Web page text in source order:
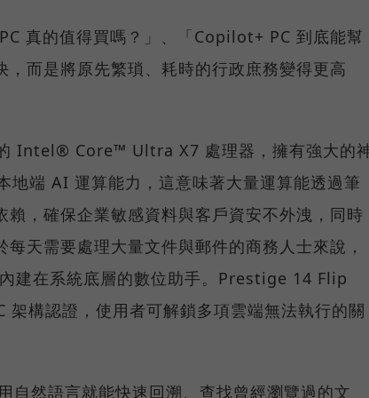
真的值得買嗎？」、「Copilot+ PC 到底能幫
而是將原先繁瑣、耗時的行政庶務變得更高
Intel® Core™ Ultra X7 處理器，擁有強大的
地端 AI 運算能力，這意味著大量運算能透過筆
，確保企業敏感資料與客戶資安不外洩，同時
天需要處理大量文件與郵件的商務人士來說，
建在系統底層的數位助手。Prestige 14 Flip
構認證，使用者可解鎖多項雲端無法執行的關
用自然語言就能快速回溯、查找曾經瀏覽過的文